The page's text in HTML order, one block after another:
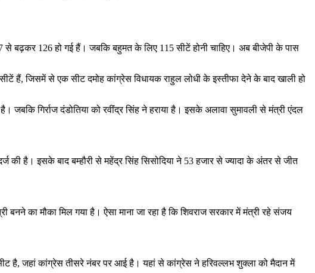
से बढ़कर 126 हो गई हैं। जबकि बहुमत के लिए 115 सीटें होनी चाहिए। अब बीजेपी के पास
हैं, जिसमें से एक सीट दमोह कांग्रेस विधायक राहुल लोधी के इस्तीफा देने के बाद खाली हो
जबकि गिर्राज दंडोतिया को रवींंद्र सिंह ने हराया है। इसके अलावा सुमावली से मंत्री एंदल
की है। इसके बाद बम्हौरी से महेंद्र सिंह सिसोदिया ने 53 हजार से ज्यादा के अंतर से जीत
बनने का मौका मिल गया है। ऐसा माना जा रहा है कि शिवराज सरकार में मंत्री रहे संजय
है, जहां कांग्रेस तीसरे नंबर पर आई है। यहां से कांग्रेस ने हरिवल्लभ शुक्ला को मैदान में